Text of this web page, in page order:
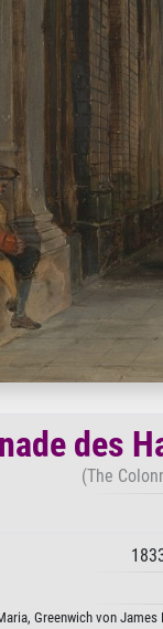
des
(The
Greenwich von